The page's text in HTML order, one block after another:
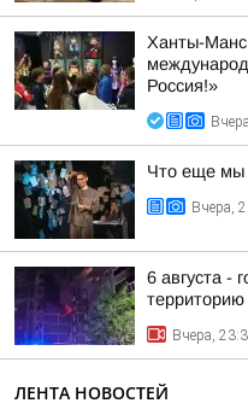
Ханты-
Россия!»
Что еще мы
Вчера,
6 августа -
территорию
Вчера,
ЛЕНТА НОВОСТЕЙ